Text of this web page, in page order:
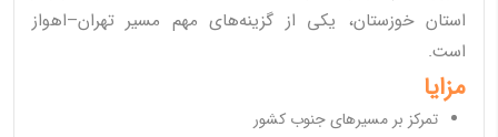
استان خوزستان، یکی از گزینه‌های مهم مسیر تهران–اهواز
است.
مزایا
تمرکز بر مسیرهای جنوب کشور